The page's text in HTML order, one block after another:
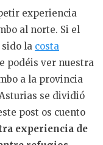
experiencia
al norte. Si el
la costa
podéis ver nuestra
a la provincia
se dividió
post os cuento
experiencia de